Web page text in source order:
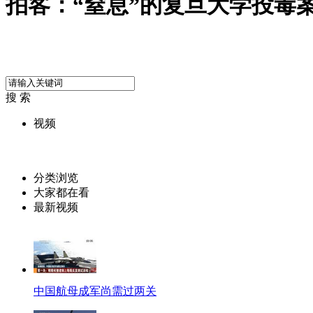
拍客：“窒息”的复旦大学投毒
搜 索
视频
分类浏览
大家都在看
最新视频
中国航母成军尚需过两关